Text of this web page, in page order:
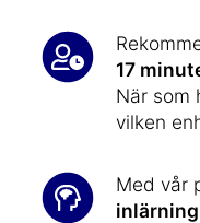
17
När som
vilken
Med vår